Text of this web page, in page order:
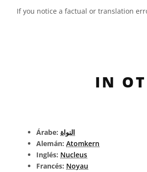
If you notice a factual or translation
IN
Árabe: النواة
Alemán: Atomkern
Inglés: Nucleus
Francés: Noyau